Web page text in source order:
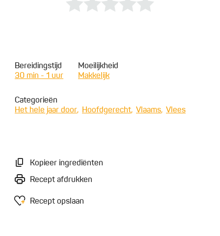
Bereidingstijd
30 min - 1 uur
Moeilijkheid
Makkelijk
Categorieën
Het hele jaar door
Hoofdgerecht Vlaams Vlees
Kopieer ingrediënten
Recept afdrukken
Recept opslaan